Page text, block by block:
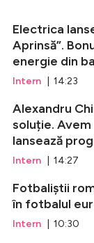
Electrica
Aprinsă”.
energie din
Intern | 14:23
Alexandru
soluție.
lansează
Intern | 14:27
Fotbaliștii
în fotbalul
Intern | 10:30